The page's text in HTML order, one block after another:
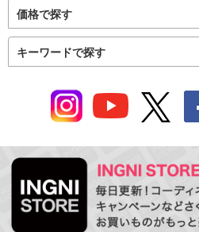
価格で探す
キーワードで探す